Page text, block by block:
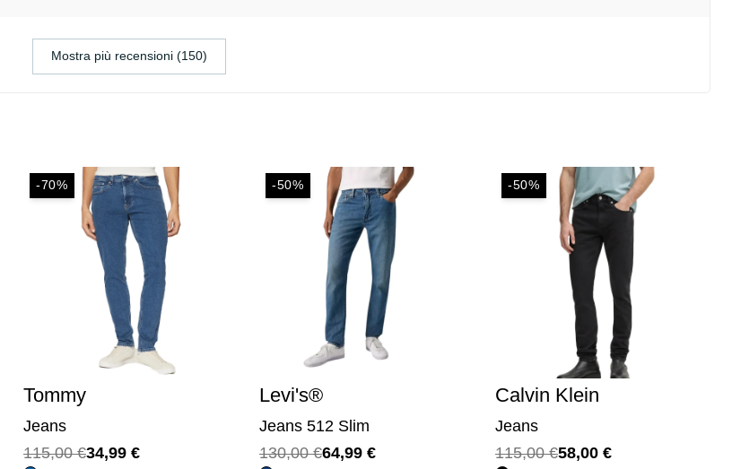
Mostra più recensioni (150)
-50%
Levi's®
Jeans 512 Slim
130,00€
Il 64,99
Il
-50%
Calvin Klein
Jeans
115,00€
Il 58,00
Il
-50%
Calvin Klein
Jeans Slim
115,00€
Il 58,00
Il